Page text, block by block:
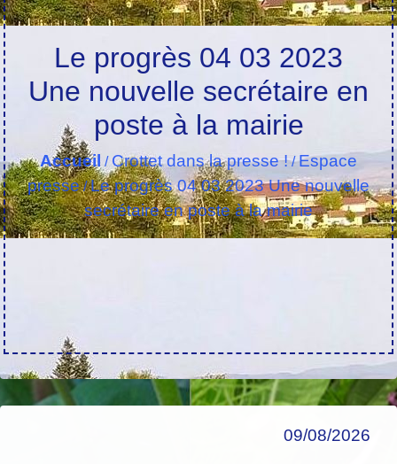
Le progrès 04 03 2023
Une nouvelle secrétaire en
poste à la mairie
Accueil / Crottet dans la presse !/Espace
presse/Le progrès 04 03 2023 Une nouvelle
secrétaire en poste à la mairie
09/08/2026